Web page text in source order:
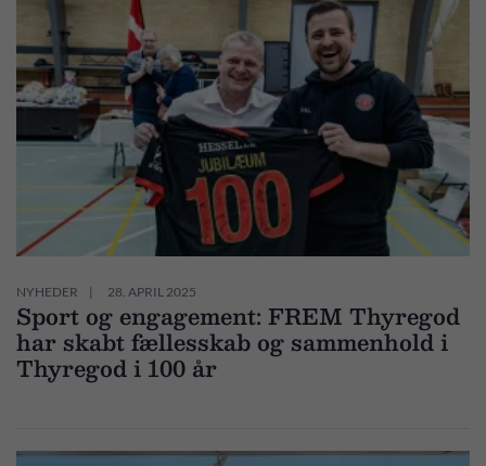
NYHEDER 28. APRIL 2025
Sport og engagement: FREM Thyregod
har skabt fællesskab og sammenhold i
Thyregod i 100 år